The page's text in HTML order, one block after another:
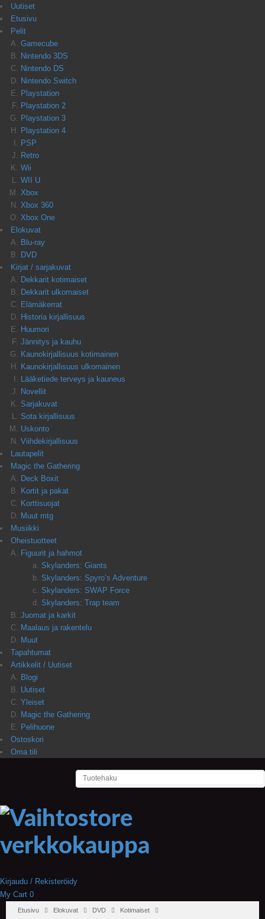
Uutiset
Etusivu
Pelit
Gamecube
Nintendo 3DS
Nintendo DS
Nintendo Switch
Playstation
Playstation 2
Playstation 3
Playstation 4
PSP
Retro
Wii
WII U
Xbox
Xbox 360
Xbox One
Elokuvat
Blu-ray
DVD
Kirjat / sarjakuvat
Dekkarit kotimaiset
Dekkarit ulkomaiset
Elämäkerrat
Historia kirjallisuus
Huumori
Jännitys ja kauhu
Kaunokirjallisuus kotimainen
Kaunokirjallisuus ulkomainen
Lääketiede terveys ja kauneus
Novellit
Sarjakuvat
Sota kirjallisuus
Uskonto
Viihdekirjallisuus
Lautapelit
Magic the Gathering
Deck Boxit
Kortit ja pakat
Korttisuojat
Muut mtg
Musiikki
Oheistuotteet
Figuurit ja hahmot
Skylanders: Giants
Skylanders: Spyro’s Adventure
Skylanders: SWAP Force
Skylanders: Trap team
Juomat ja karkit
Maalaus ja rakentelu
Muut
Tapahtumat
Artikkelit / Uutiset
Blogi
Uutiset
Yleiset
Magic the Gathering
Pelihuone
Ostoskori
Oma tili
Kirjaudu / Rekisteröidy
My Cart 0
Etusivu Elokuvat DVD Kotimaiset